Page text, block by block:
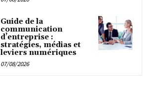
Guide de la
communication
d’entreprise :
stratégies, médias et
leviers numériques
07/08/2026